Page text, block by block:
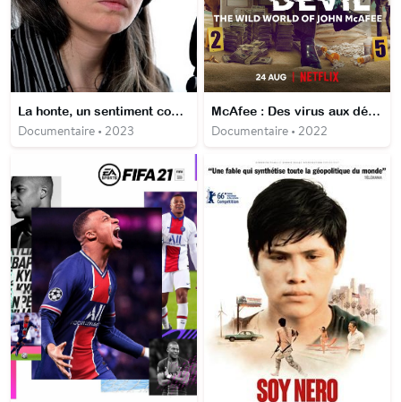
La honte, un sentiment complexe
Documentaire • 2023
McAfee : Des virus aux démons
Documentaire • 2022